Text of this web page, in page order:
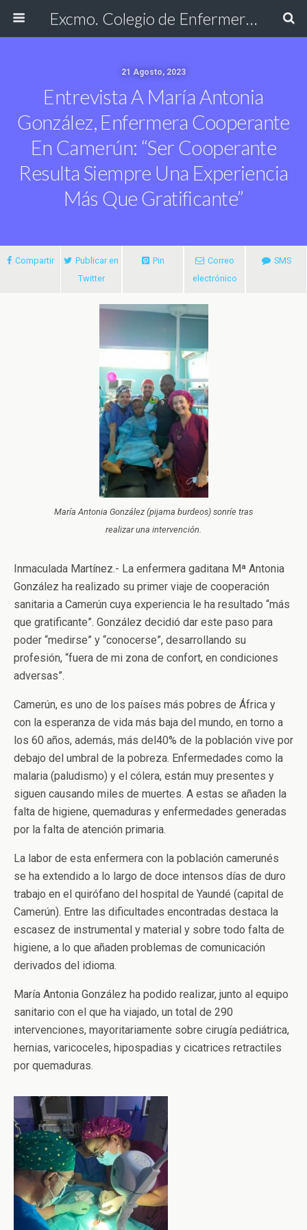
Excmo. Colegio de Enfermería de Cádiz
21 Agosto, 2023
Entrevista A María Antonia
González, Enfermera Cooperante
En Camerún: “Ser Cooperante
Resulta Siempre Una Experiencia
Más Que Gratificante”
Compartir
Publicar en
Twitter
Pin
Correo
electrónico
SMS
María Antonia González (pijama burdeos) sonríe tras
realizar una intervención.
Inmaculada Martínez.- La enfermera gaditana Mª Antonia
González ha realizado su primer viaje de cooperación
sanitaria a Camerún cuya experiencia le ha resultado “más
que gratificante”. González decidió dar este paso para
poder “medirse” y “conocerse”, desarrollando su
profesión, “fuera de mi zona de confort, en condiciones
adversas”.
Camerún, es uno de los países más pobres de África y
con la esperanza de vida más baja del mundo, en torno a
los 60 años, además, más del40% de la población vive por
debajo del umbral de la pobreza. Enfermedades como la
malaria (paludismo) y el cólera, están muy presentes y
siguen causando miles de muertes. A estas se añaden la
falta de higiene, quemaduras y enfermedades generadas
por la falta de atención primaria.
La labor de esta enfermera con la población camerunés
se ha extendido a lo largo de doce intensos días de duro
trabajo en el quirófano del hospital de Yaundé (capital de
Camerún). Entre las dificultades encontradas destaca la
escasez de instrumental y material y sobre todo falta de
higiene, a lo que añaden problemas de comunicación
derivados del idioma.
María Antonia González ha podido realizar, junto al equipo
sanitario con el que ha viajado, un total de 290
intervenciones, mayoritariamente sobre cirugía pediátrica,
hernias, varicoceles, hipospadias y cicatrices retractiles
por quemaduras.